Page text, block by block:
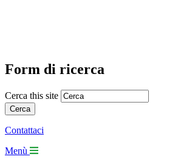
Form di ricerca
Cerca this site
Contattaci
Menù